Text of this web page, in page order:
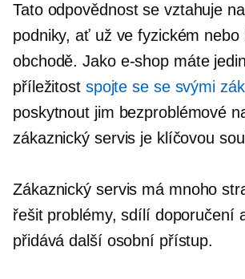
Tato odpovědnost se vztahuje
podniky, ať už ve fyzickém nebo
obchodě. Jako e-shop máte
příležitost spojte se se svými
poskytnout jim bezproblémové
zákaznický servis je klíčovou
Zákaznický servis má mnoho
řešit problémy, sdílí doporučení
přidává další osobní přístup.